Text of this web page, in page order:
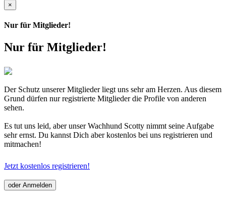
×
Nur für Mitglieder!
Nur für Mitglieder!
Der Schutz unserer Mitglieder liegt uns sehr am Herzen. Aus diesem
Grund dürfen nur registrierte Mitglieder die Profile von anderen
sehen.
Es tut uns leid, aber unser Wachhund Scotty nimmt seine Aufgabe
sehr ernst. Du kannst Dich aber kostenlos bei uns registrieren und
mitmachen!
Jetzt kostenlos registrieren!
oder Anmelden